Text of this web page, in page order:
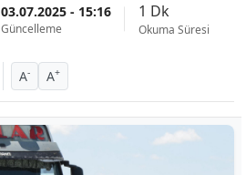
03.07.2025 - 15:16
Güncelleme
1 Dk
Okuma Süresi
A- A+